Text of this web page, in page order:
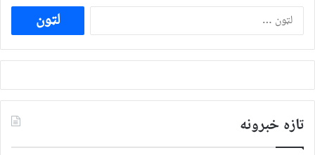
ددی
لپاره
لټون:
تازه خبرونه